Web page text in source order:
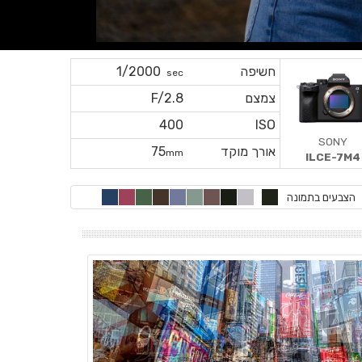
חשיפה sec
1/2000
צמצם
F/2.8
ISO
400
אורך מוקד
75mm
SONY
ILCE-7M4
הצבעים בתמונה